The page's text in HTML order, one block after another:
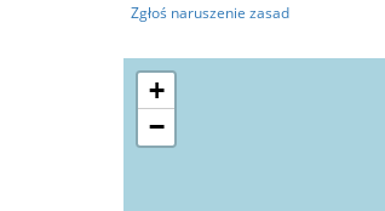
Zgłoś naruszenie zasad
+
−